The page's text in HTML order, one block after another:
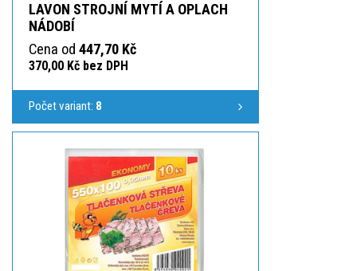
LAVON STROJNÍ MYTÍ A OPLACH
NÁDOBÍ
Cena od 447,70 Kč
370,00 Kč bez DPH
Počet variant: 8